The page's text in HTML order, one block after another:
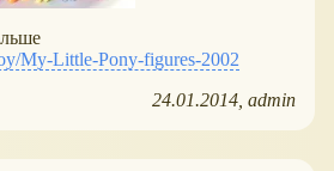
My-Little-Pony-figures-2002
24.01.2014 admin